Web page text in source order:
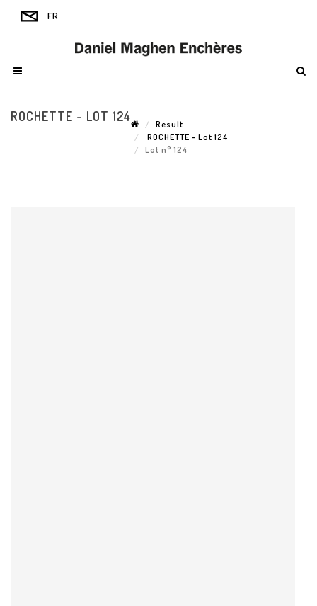
ROCHETTE - LOT 124
Result
ROCHETTE - Lot 124
Lot n° 124